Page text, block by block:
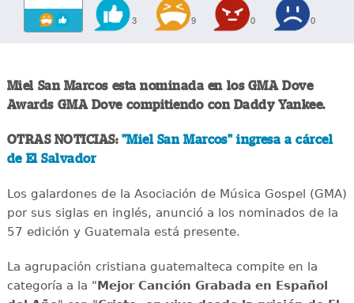
3 9 0 0
Miel San Marcos esta nominada en los GMA Dove
Awards GMA Dove compitiendo con Daddy Yankee.
OTRAS NOTICIAS: "Miel San Marcos" ingresa a cárcel
de El Salvador
Los galardones de la Asociación de Música Gospel (GMA)
por sus siglas en inglés, anunció a los nominados de la
57 edición y Guatemala está presente.
La agrupación cristiana guatemalteca compite en la
categoría a la "Mejor Canción Grabada en Español